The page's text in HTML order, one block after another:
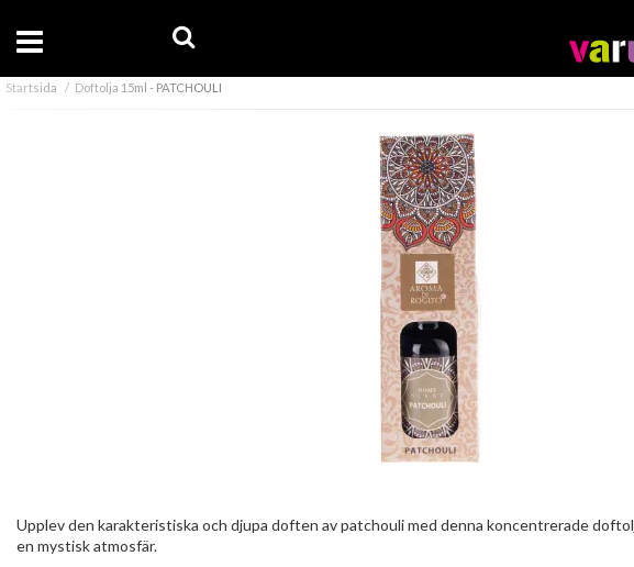
Startsida Doftolja 15ml - PATCHOULI
Upplev den karakteristiska och djupa doften av patchouli med denna koncentrerade
en mystisk atmosfär.